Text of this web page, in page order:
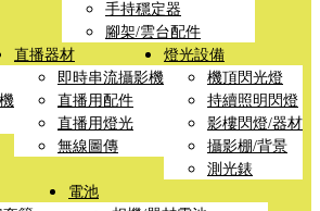
手持穩定器
腳架/雲台配件
直播器材
即時串流攝影機
直播用配件
直播用燈光
無線圖傳
燈光設備
機頂閃光燈
持續照明閃燈
影樓閃燈/器材
攝影棚/背景
測光錶
電池